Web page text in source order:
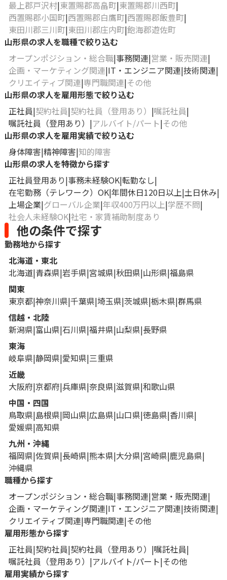
最上郡戸沢村 東置賜郡高畠町 東置賜郡川西町
西置賜郡小国町 西置賜郡白鷹町 西置賜郡飯豊町
東田川郡三川町 東田川郡庄内町 飽海郡遊佐町
山形県の求人を職種で絞り込む
オープンポジション・総合職 事務関連 営業・販売関連
企画・マーケティング関連 IT・エンジニア関連 技術関連
クリエイティブ関連 専門職関連 その他
山形県の求人を雇用形態で絞り込む
正社員 契約社員 契約社員（登用あり）
嘱託社員
嘱託社員（登用あり）
アルバイト/パート その他
山形県の求人を雇用実績で絞り込む
身体障害 精神障害 知的障害
山形県の求人を特徴から探す
正社員登用あり 事務未経験OK 転勤なし
在宅勤務（テレワーク）OK 年間休日120日以上 土日休み
上場企業 グローバル企業 年収400万円以上 学歴不問
社会人未経験OK 社宅・家賃補助制度あり
他の条件で探す
勤務地から探す
北海道・東北
北海道 青森県 岩手県 宮城県 秋田県 山形県 福島県
関東
東京都 神奈川県 千葉県 埼玉県 茨城県 栃木県 群馬県
信越・北陸
新潟県 富山県 石川県 福井県 山梨県 長野県
東海
岐阜県 静岡県 愛知県 三重県
近畿
大阪府 京都府 兵庫県 奈良県 滋賀県 和歌山県
中国・四国
鳥取県 島根県 岡山県 広島県 山口県 徳島県 香川県
愛媛県 高知県
九州・沖縄
福岡県 佐賀県 長崎県 熊本県 大分県 宮崎県 鹿児島県
沖縄県
職種から探す
オープンポジション・総合職 事務関連 営業・販売関連
企画・マーケティング関連 IT・エンジニア関連 技術関連
クリエイティブ関連 専門職関連 その他
雇用形態から探す
正社員 契約社員 契約社員（登用あり）
嘱託社員
嘱託社員（登用あり）
アルバイト/パート その他
雇用実績から探す